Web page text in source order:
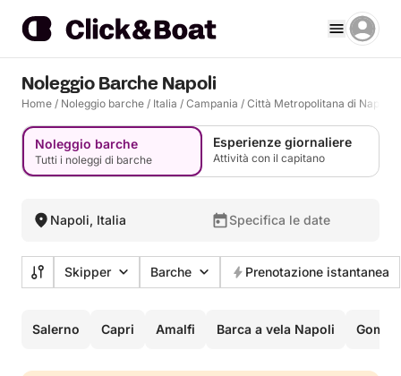
Noleggio Barche Napoli
Home / Noleggio barche / Italia / Campania / Città Metropolitana di Napoli
Noleggio barche
Tutti i noleggi di barche
Esperienze giornaliere
Attività con il capitano
Napoli, Italia Specifica le date
Skipper Barche Prenotazione istantanea
Salerno Capri Amalfi Barca a vela Napoli